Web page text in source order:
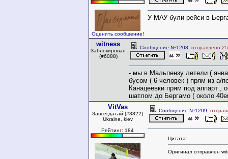
Оценить сообщение!
У МАУ були рейси в
witness
Заблокирован
(#6088)
Сообщение №1208 , отправлено
- мы в Мальпензу летели (
бусом ( 6 человек ) прям из а/
Канацеевки прям под аппарт ,
шатлом до Бергамо ( около
VitVas
Завсегдатай (#3822)
Ukraine, kiev
Рейтинг: 184
Сообщение №1209 ,
Цитата:
Оригинал отправлен